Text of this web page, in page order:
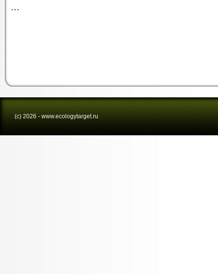
...
(с) 2026 - www.ecologytarget.ru